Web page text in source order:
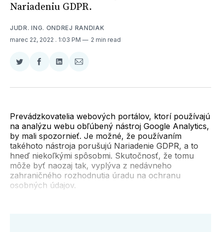
Nariadeniu GDPR.
JUDR. ING. ONDREJ RANDIAK
marec 22, 2022 . 1:03 PM 2 min read
Zdieľať
Twitter
Zdieľať
Facebooku
Zdieľať
LinkedIne
Zdieľať
E-
Prevádzkovatelia webových portálov, ktorí používajú
na analýzu webu obľúbený nástroj Google Analytics,
by mali spozornieť. Je možné, že používaním
takéhoto nástroja porušujú Nariadenie GDPR, a to
hneď niekoľkými spôsobmi. Skutočnosť, že tomu
môže byť naozaj tak, vyplýva z nedávneho
zahraničného rozhodnutia úradu na ochranu
osobných údajov.